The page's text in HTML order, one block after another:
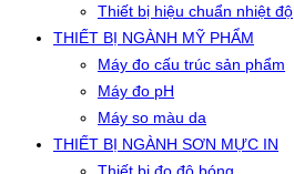
Thiết bị hiệu chuẩn nhiệt độ
THIẾT BỊ NGÀNH MỸ PHẨM
Máy đo cấu trúc sản phẩm
Máy đo pH
Máy so màu da
THIẾT BỊ NGÀNH SƠN MỰC IN